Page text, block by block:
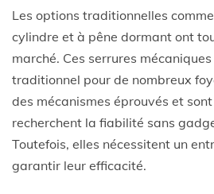
Les options traditionnelles
cylindre et à pêne dormant ont
marché. Ces serrures
traditionnel pour de nombreux
des mécanismes éprouvés et
recherchent la fiabilité sans
Toutefois, elles nécessitent un
garantir leur efficacité.